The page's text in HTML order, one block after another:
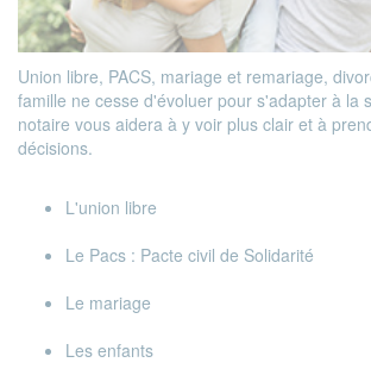
Union libre, PACS, mariage et remariage,
famille ne cesse d'évoluer pour s'adapter à la
notaire vous aidera à y voir plus clair et à
décisions.
L'union libre
Le Pacs : Pacte civil de Solidarité
Le mariage
Les enfants